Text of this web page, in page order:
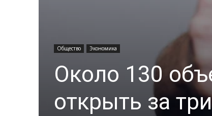
Общество Экономика
Около 130
открыть за